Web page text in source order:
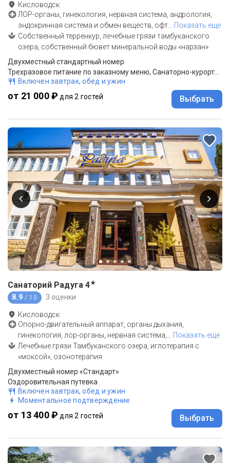
Кисловодск
ЛОР-органы, гинекология, нервная система, андрология,
эндокринная система и обмен веществ, офт
Показать еще
Собственный терренкур, лечебные грязи тамбуканского
озера, собственный бювет минеральной воды «нарзан»
Двухместный стандартный номер
Включен завтрак, обед и ужин
от 21 000 ₽ для 2 гостей Выбрать
Санаторий Радуга 4★
8.9 / 10 3 оценки
Кисловодск
Опорно-двигательный аппарат, органы дыхания,
гинекология, лор-органы, нервная система,
Показать еще
Лечебные грязи Тамбуканского озера, иглотерапия с
«моксой», озонотерапия
Двухместный номер «Стандарт»
Оздоровительная путевка
Включен завтрак, обед и ужин
Моментальное подтверждение
от 13 400 ₽ для 2 гостей Выбрать